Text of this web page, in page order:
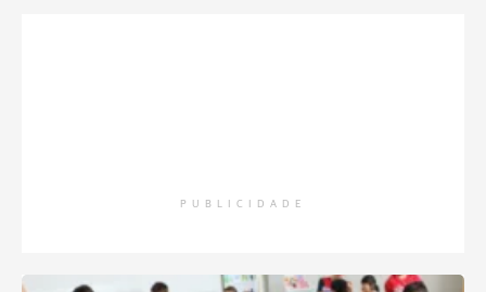
PUBLICIDADE